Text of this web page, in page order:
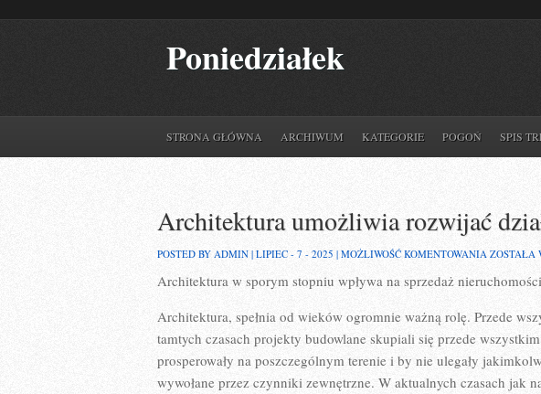
Poniedziałek
STRONA GŁÓWNA ARCHIWUM KATEGORIE POGOŃ SPIS
Architektura umożliwia rozwijać
POSTED BY ADMIN | LIPIEC - 7 - 2025 | MOŻLIWOŚĆ KOMENTOWANIA
ROZWIJAĆ
ZOSTAŁA
Architektura w sporym stopniu wpływa na sprzedaż nieruchomości
Architektura, spełnia od wieków ogromnie ważną rolę. Przede
tamtych czasach projekty budowlane skupiali się przede
prosperowały na poszczególnym terenie i by nie ulegały
wywołane przez czynniki zewnętrzne. W aktualnych czasach jak